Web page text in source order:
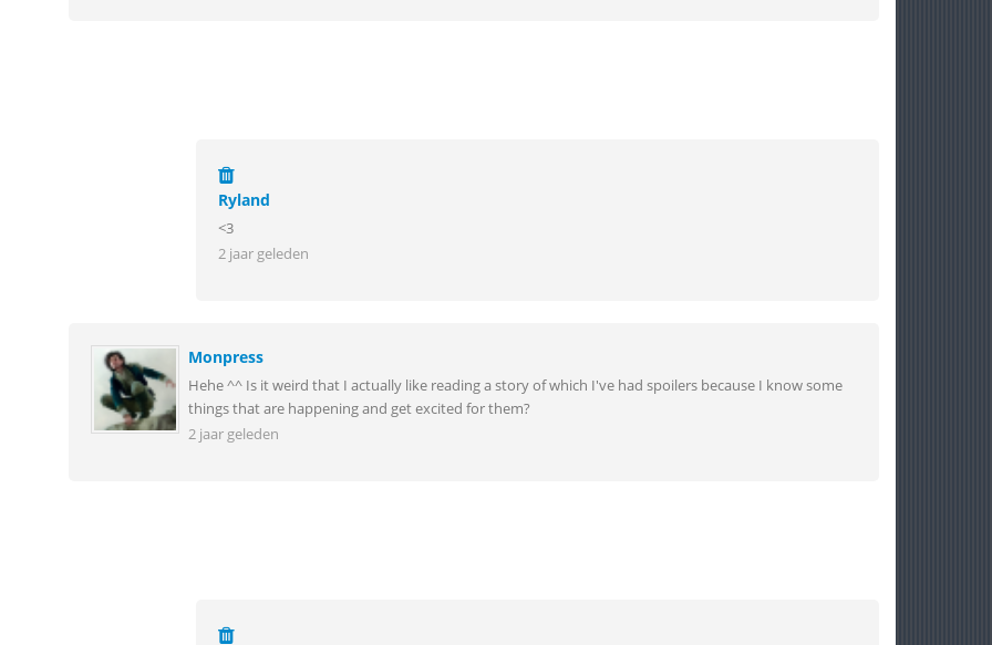
Ryland
<3
2 jaar geleden
Monpress
Hehe ^^ Is it weird that I actually like reading a story of which I've had spoilers because I know some
things that are happening and get excited for them?
2 jaar geleden